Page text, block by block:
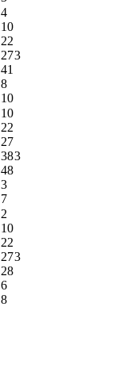
4
10
22
27
41
8
10
3
10
22
27
38
48
3
7
3
2
10
22
27
28
6
8
3